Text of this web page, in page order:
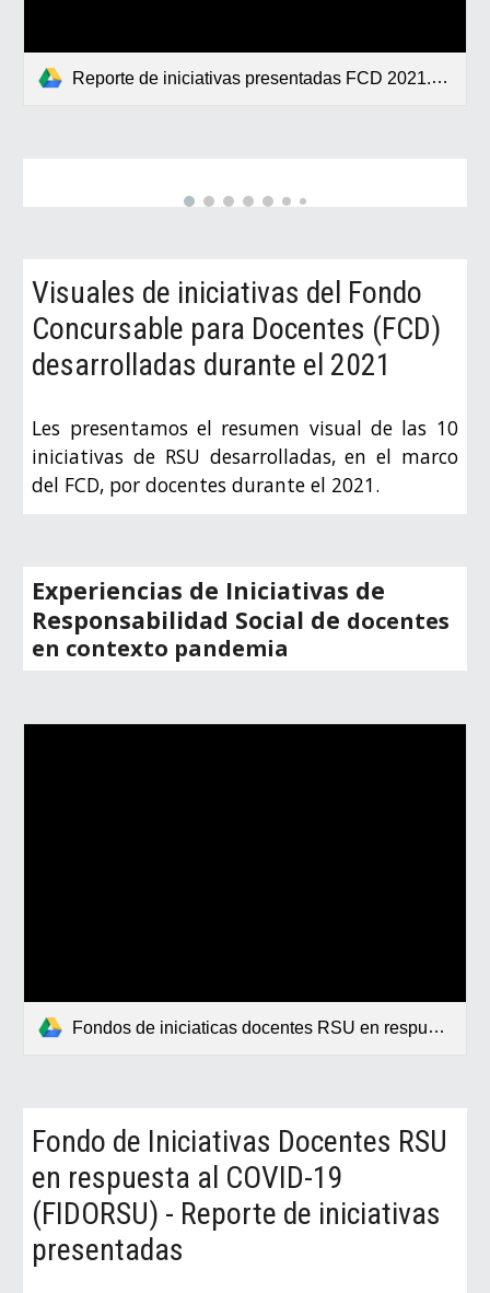
Reporte de iniciativas presentadas FCD 2021.pdf
Visuales de iniciativas del Fondo
Concursable para Docentes (FCD)
desarrolladas durante el 2021
Les presentamos el resumen visual de las 10
iniciativas de RSU desarrolladas, en el marco
del FCD, por docentes durante el 2021.
Experiencias de Iniciativas de
Responsabilidad Social de docentes
en contexto pandemia
Fondos de iniciaticas docentes RSU en respuesta al COVID19 - Reporte de iniciativas presentadas.pdf
Fondo de Iniciativas Docentes RSU
en respuesta al COVID-19
(FIDORSU) - Reporte de iniciativas
presentadas